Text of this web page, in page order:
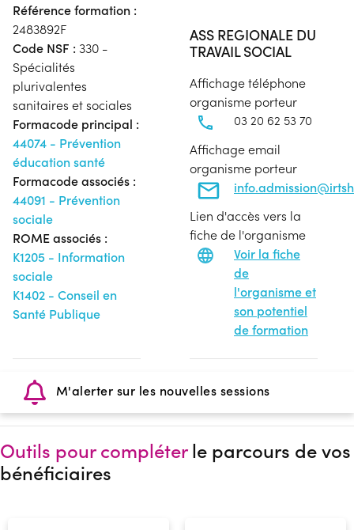
Référence formation :
2483892F
Code NSF : 330 -
Spécialités
plurivalentes
sanitaires et sociales
Formacode principal :
44074 - Prévention
éducation santé
Formacode associés :
44091 - Prévention
sociale
ROME associés :
K1205 - Information
sociale
K1402 - Conseil en
Santé Publique
ASS REGIONALE DU
TRAVAIL SOCIAL
Affichage téléphone
organisme porteur
03 20 62 53 70
Affichage email
organisme porteur
Lien d'accès vers la
fiche de l'organisme
Voir la fiche
de
l'organisme et
son potentiel
de formation
M'alerter sur les nouvelles sessions
Outils pour compléterle parcours de vos
bénéficiaires